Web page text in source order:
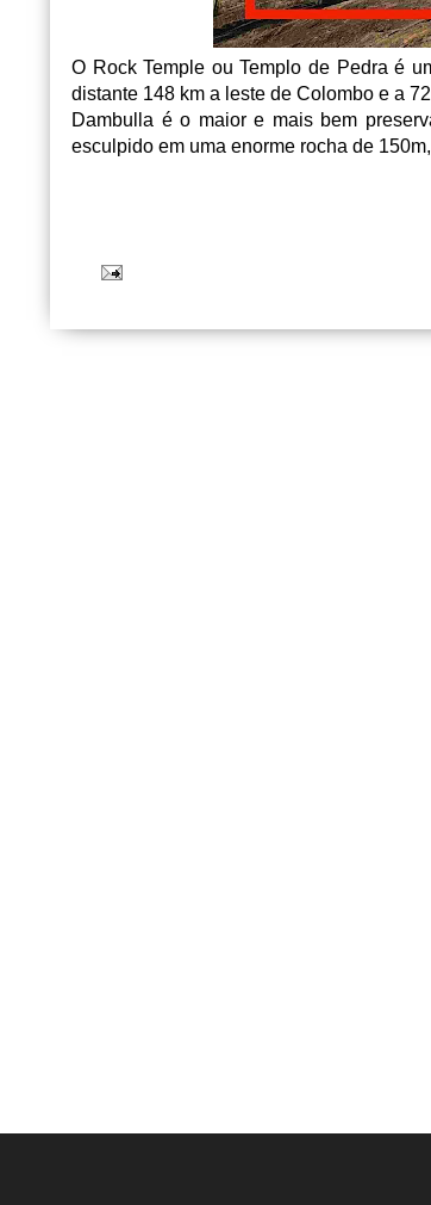
O Rock Temple ou Templo de Pedra é
distante 148 km a leste de Colombo e a
Dambulla é o maior e mais bem
esculpido em uma enorme rocha de